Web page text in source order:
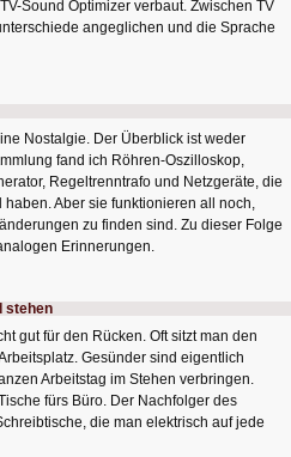
Sound Optimizer verbaut. Zwischen TV
angeglichen und die Sprache
Nostalgie. Der Überblick ist weder
fand ich Röhren-Oszilloskop,
Regeltrenntrafo und Netzgeräte, die
Aber sie funktionieren all noch,
zu finden sind. Zu dieser Folge
Erinnerungen.
stehen
gut für den Rücken. Oft sitzt man den
Gesünder sind eigentlich
Arbeitstag im Stehen verbringen.
fürs Büro. Der Nachfolger des
die man elektrisch auf jede